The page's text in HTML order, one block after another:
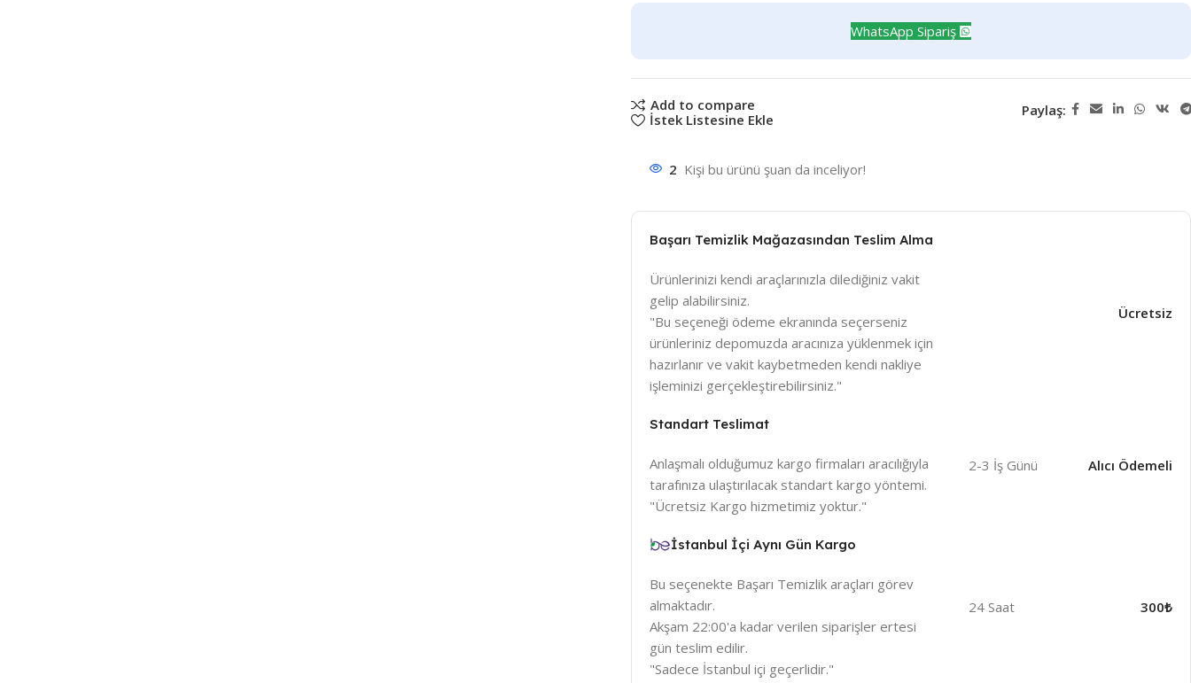
WhatsApp Sipariş
Add to compare
İstek Listesine Ekle
Paylaş:
2 Kişi bu ürünü şuan da inceliyor!
Başarı Temizlik Mağazasından Teslim Alma
Ürünlerinizi kendi araçlarınızla dilediğiniz vakit
gelip alabilirsiniz.
"Bu seçeneği ödeme ekranında seçerseniz
ürünleriniz depomuzda aracınıza yüklenmek için
hazırlanır ve vakit kaybetmeden kendi nakliye
işleminizi gerçekleştirebilirsiniz."
Ücretsiz
Standart Teslimat
Anlaşmalı olduğumuz kargo firmaları aracılığıyla
tarafınıza ulaştırılacak standart kargo yöntemi.
"Ücretsiz Kargo hizmetimiz yoktur."
2-3 İş Günü Alıcı Ödemeli
İstanbul İçi Aynı Gün Kargo
Bu seçenekte Başarı Temizlik araçları görev
almaktadır.
Akşam 22:00'a kadar verilen siparişler ertesi
gün teslim edilir.
"Sadece İstanbul içi geçerlidir."
24 Saat 300₺